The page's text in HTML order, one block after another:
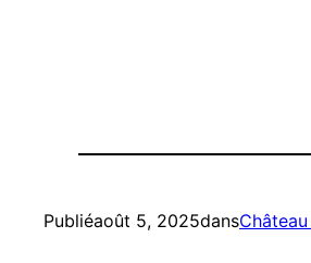
Publiéaoût 5, 2025dans